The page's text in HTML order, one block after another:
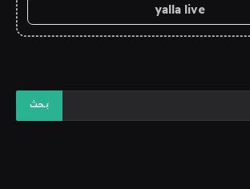
yalla live